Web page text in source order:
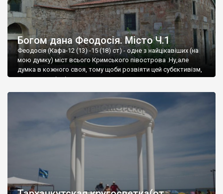
Богом дана Феодосія. Місто Ч.1
Феодосія (Кафа-12 (13) -15 (18) ст) - одне з найцікавіших (на
мою думку) міст всього Кримського півострова .Ну,але
думка в кожного своя, тому щоби розвіяти цей субєктивізм,
запрошую відвідати це